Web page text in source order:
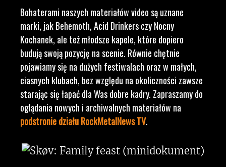
Bohaterami naszych materiałów video są uznane
marki, jak Behemoth, Acid Drinkers czy Nocny
Kochanek, ale też młodsze kapele, które dopiero
budują swoją pozycję na scenie. Równie chętnie
pojawiamy się na dużych festiwalach oraz w małych,
ciasnych klubach, bez względu na okoliczności zawsze
starając się łapać dla Was dobre kadry. Zapraszamy do
oglądania nowych i archiwalnych materiałów na
podstronie działu RockMetalNews TV.